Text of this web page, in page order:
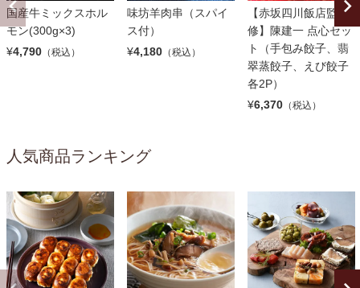
国産牛ミックスホル
モン(300g×3)
¥4,790 （税込）
味坊羊肉串（スパイ
ス付）
¥4,180 （税込）
【赤坂四川飯店監
修】陳建一 点心セッ
ト（手包み餃子、翡
翠蒸餃子、えび餃子
各2P）
¥6,370 （税込）
人気商品ランキング